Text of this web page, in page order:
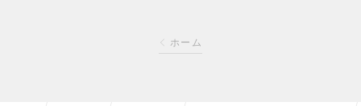
ホーム